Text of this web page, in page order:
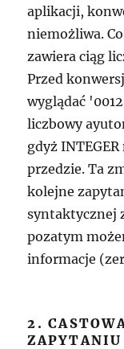
aplikacji,
niemożliwa.
zawiera ciąg
Przed
wyglądać
liczbowy
gdyż
przedzie. Ta
kolejne
syntaktycznej
pozatym
informacje
2.
ZAPYTANIU